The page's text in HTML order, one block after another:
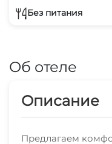
Без питания
Об отеле
Описание
Предлагаем